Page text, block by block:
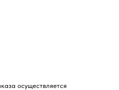
осуществляется